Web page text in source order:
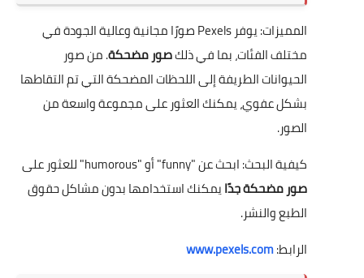
المميزات: يوفر Pexels صورًا مجانية وعالية الجودة في
مختلف الفئات، بما في ذلكصور مضحكة. من صور
الحيوانات الطريفة إلى اللحظات المضحكة التي تم التقاطها
بشكل عفوي، يمكنك العثور على مجموعة واسعة من
الصور.
كيفية البحث: ابحث عن "funny" أو "humorous" للعثور على
صور مضحكة جدًايمكنك استخدامها بدون مشاكل حقوق
الطبع والنشر.
الرابط:www.pexels.com